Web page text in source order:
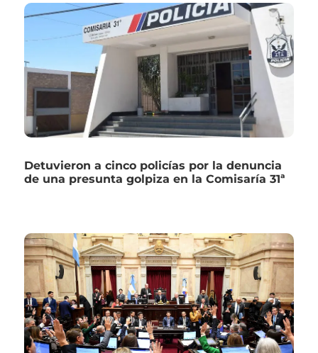
Detuvieron a cinco policías por la denuncia
de una presunta golpiza en la Comisaría 31ª